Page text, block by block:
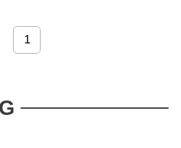
ん出てきます。しか
し、まだ比較的新し
1